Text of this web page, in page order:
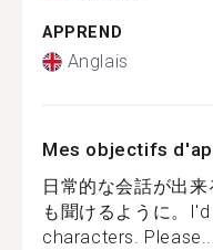
APPREND
Anglais
Mes objectifs
日常的な会話が出
も聞けるように。
characters.